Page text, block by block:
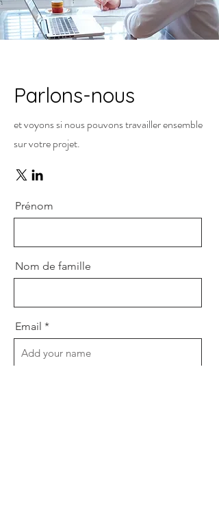
Parlons-nous
et voyons si nous pouvons travailler ensemble
sur votre projet.
Prénom
Nom de famille
Email